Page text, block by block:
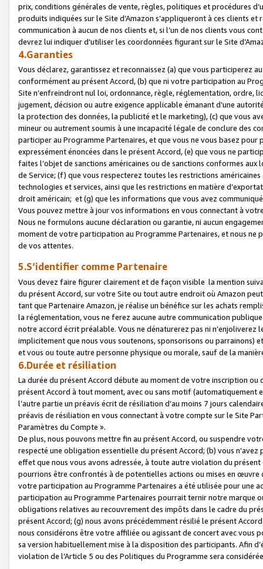
prix, conditions générales de vente, règles, politiques et procédures
produits indiquées sur le Site d’Amazon s’appliqueront à ces clients
communication à aucun de nos clients et, si l’un de nos clients vous
devrez lui indiquer d’utiliser les coordonnées figurant sur le Site
4.Garanties
Vous déclarez, garantissez et reconnaissez (a) que vous participerez
conformément au présent Accord, (b) que ni votre participation au
Site n’enfreindront nul loi, ordonnance, règle, réglementation, ordre,
jugement, décision ou autre exigence applicable émanant d’une
la protection des données, la publicité et le marketing), (c) que vous
mineur ou autrement soumis à une incapacité légale de conclure des
participer au Programme Partenaires, et que vous ne vous basez
expressément énoncées dans le présent Accord, (e) que vous ne
faites l’objet de sanctions américaines ou de sanctions conformes
de Service; (f) que vous respecterez toutes les restrictions
technologies et services, ainsi que les restrictions en matière
droit américain; et (g) que les informations que vous avez
Vous pouvez mettre à jour vos informations en vous connectant à
Nous ne formulons aucune déclaration ou garantie, ni aucun
moment de votre participation au Programme Partenaires, et nous
de vos attentes.
5.S’identifier comme Partenaire
Vous devez faire figurer clairement et de façon visible la mention
du présent Accord, sur votre Site ou tout autre endroit où Amazon
tant que Partenaire Amazon, je réalise un bénéfice sur les achats
la réglementation, vous ne ferez aucune autre communication
notre accord écrit préalable. Vous ne dénaturerez pas ni
implicitement que nous vous soutenons, sponsorisons ou parrainons)
et vous ou toute autre personne physique ou morale, sauf de la
6.Durée et résiliation
La durée du présent Accord débute au moment de votre inscription
présent Accord à tout moment, avec ou sans motif (automatiquement
l’autre partie un préavis écrit de résiliation d’au moins 7 jours
préavis de résiliation en vous connectant à votre compte sur le Site
Paramètres du Compte ».
De plus, nous pouvons mettre fin au présent Accord, ou suspendre
respecté une obligation essentielle du présent Accord; (b) vous
effet que nous vous avons adressée, à toute autre violation du
pourrions être confrontés à de potentielles actions ou mises en
votre participation au Programme Partenaires a été utilisée pour une
participation au Programme Partenaires pourrait ternir notre marque
obligations relatives au recouvrement des impôts dans le cadre du
présent Accord; (g) nous avons précédemment résilié le présent
nous considérons être votre affiliée ou agissant de concert avec vous
sa version habituellement mise à la disposition des participants. Afin
violation de l’Article 5 ou des Politiques du Programme sera